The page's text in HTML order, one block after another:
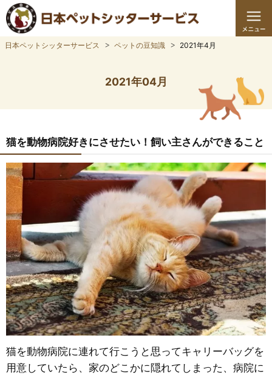
日本ペットシッターサービス ペットの豆知識 2021年4月
2021年04月
猫を動物病院好きにさせたい！飼い主さんができること
猫を動物病院に連れて行こうと思ってキャリーバッグを
用意していたら、家のどこかに隠れてしまった、病院に